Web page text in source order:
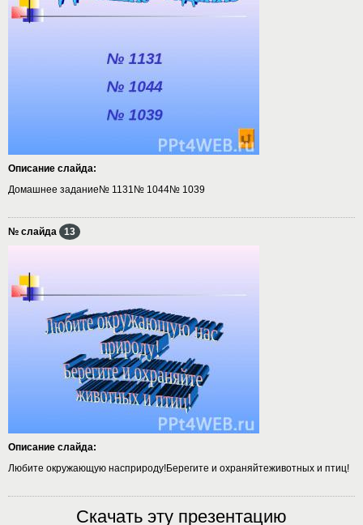
Описание слайда:
Домашнее задание№ 1131№ 1044№ 1039
№ слайда 13
Описание слайда:
Любите окружающую насприроду!Берегите и охраняйтеживотных и птиц!
Скачать эту презентацию